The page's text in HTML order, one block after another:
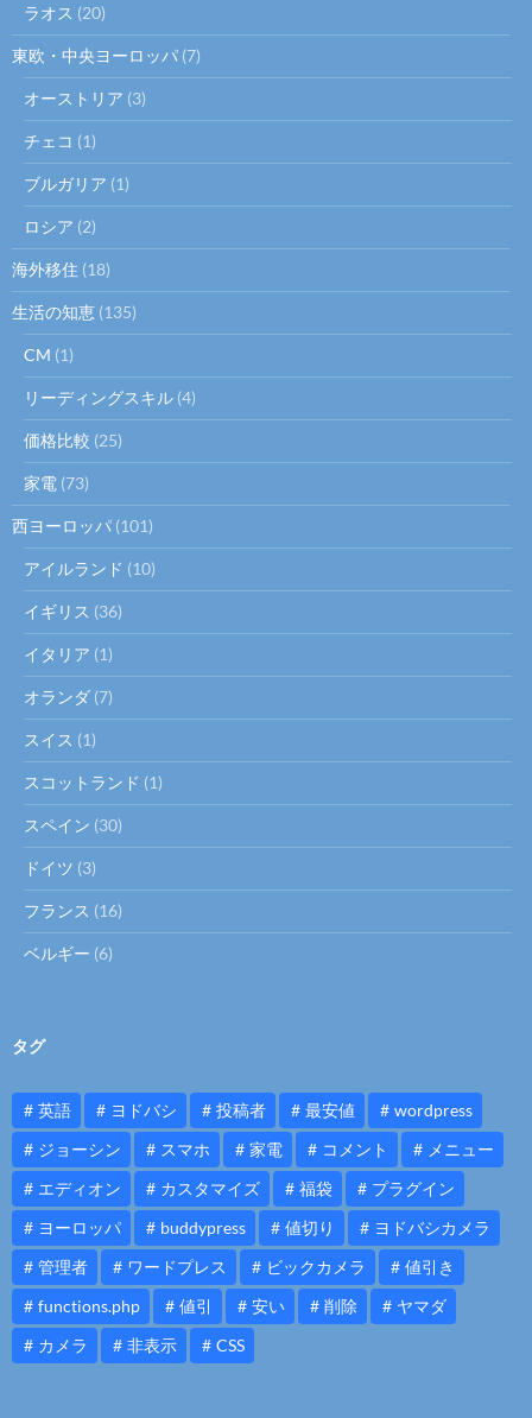
ラオス (20)
東欧・中央ヨーロッパ (7)
オーストリア (3)
チェコ (1)
ブルガリア (1)
ロシア (2)
海外移住 (18)
生活の知恵 (135)
CM (1)
リーディングスキル (4)
価格比較 (25)
家電 (73)
西ヨーロッパ (101)
アイルランド (10)
イギリス (36)
イタリア (1)
オランダ (7)
スイス (1)
スコットランド (1)
スペイン (30)
ドイツ (3)
フランス (16)
ベルギー (6)
タグ
英語 ヨドバシ 投稿者 最安値
wordpress
ジョーシン
スマホ 家電 コメント
メニュー
エディオン
カスタマイズ 福袋
プラグイン
ヨーロッパ
buddypress 値切り
ヨドバシカメラ
管理者
ワードプレス ビックカメラ
値引き
functions.php
値引 安い 削除
ヤマダ
カメラ
非表示 CSS